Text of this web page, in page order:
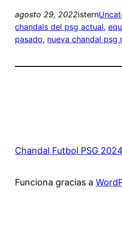
agosto 29, 2022istern
chandals del psg actual,
pasado, nueva chandal psg
Chandal Futbol PSG
Funciona gracias a